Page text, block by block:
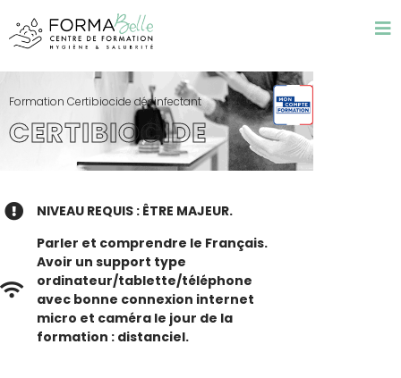
Formation Certibiocide désinfectant
CERTIBIOCIDE
NIVEAU REQUIS : ÊTRE MAJEUR.
Parler et comprendre le Français.
Avoir un support type
ordinateur/tablette/téléphone
avec bonne connexion internet
micro et caméra le jour de la
formation : distanciel.